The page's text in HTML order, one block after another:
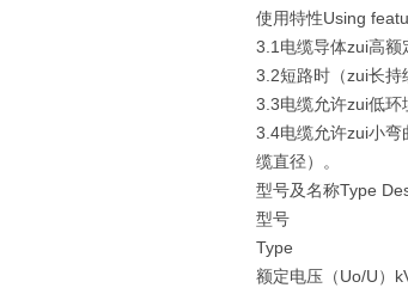
使用特性Using
3.1电缆导体zui高额
3.2短路时（zui长持
3.3电缆允许zui低
3.4电缆允许zui小弯
缆直径）。
型号及名称Type
型号
Type
额定电压（Uo/U）